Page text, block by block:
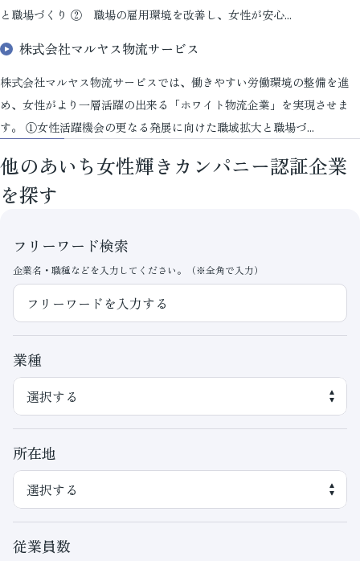
と職場づくり ② 職場の雇用環境を改善し、女性が安心...
株式会社マルヤス物流サービス
株式会社マルヤス物流サービスでは、働きやすい労働環境の整備を進
め、女性がより一層活躍の出来る「ホワイト物流企業」を実現させま
す。 ①女性活躍機会の更なる発展に向けた職域拡大と職場づ...
他のあいち女性輝きカンパニー認証企業
を探す
フリーワード検索
企業名・職種などを入力してください。（※全角で入力）
業種
所在地
従業員数